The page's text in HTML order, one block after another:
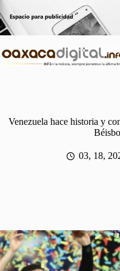
al
contenido
Venezuela hace historia y
03, 18,